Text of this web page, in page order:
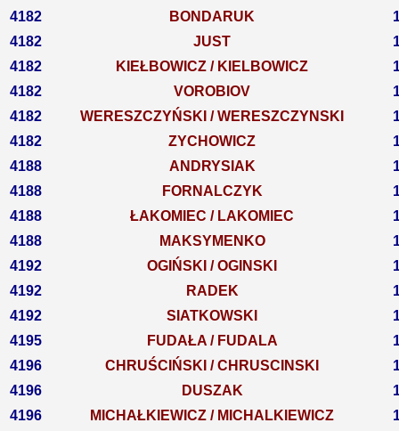
4182
BONDARUK
4182
JUST
4182
KIEŁBOWICZ / KIELBOWICZ
4182
VOROBIOV
4182
WERESZCZYŃSKI / WERESZCZYNSKI
4182
ZYCHOWICZ
4188
ANDRYSIAK
4188
FORNALCZYK
4188
ŁAKOMIEC / LAKOMIEC
4188
MAKSYMENKO
4192
OGIŃSKI / OGINSKI
4192
RADEK
4192
SIATKOWSKI
4195
FUDAŁA / FUDALA
4196
CHRUŚCIŃSKI / CHRUSCINSKI
4196
DUSZAK
4196
MICHAŁKIEWICZ / MICHALKIEWICZ